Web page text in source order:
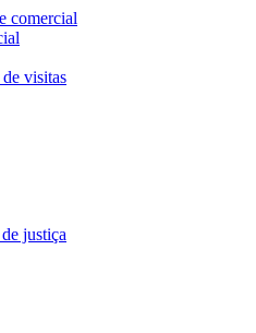
comercial
visitas
justiça